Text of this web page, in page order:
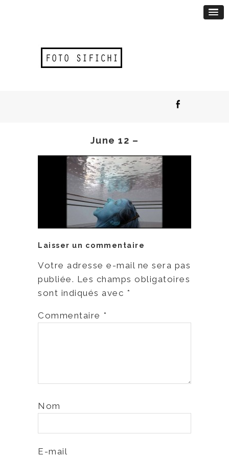
June 12 –
Laisser un commentaire
Votre adresse e-mail ne sera pas
publiée. Les champs obligatoires
sont indiqués avec *
Commentaire *
Nom
E-mail